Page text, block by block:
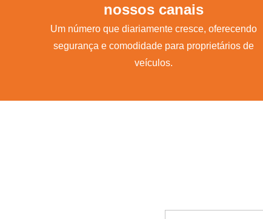
nossos canais
Um número que diariamente cresce, oferecendo
segurança e comodidade para proprietários de
veículos.